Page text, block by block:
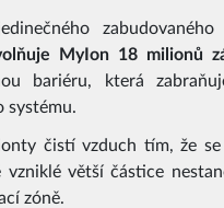
MyIon 18 milionů
bariéru, která
systému.
čistí vzduch tím, že
vzniklé větší částice
zóně.